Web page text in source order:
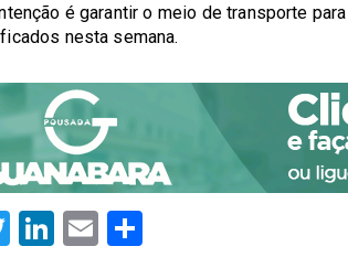
é garantir o meio de transporte
nesta semana.
Twitter
LinkedIn
Email